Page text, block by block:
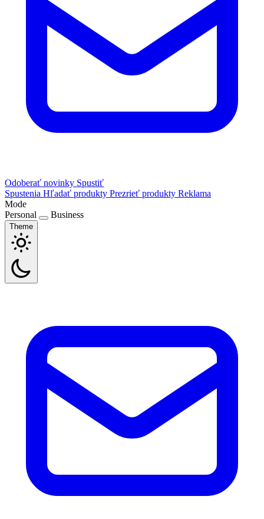
Odoberať novinky Spustiť
Spustenia Hľadať produkty Prezrieť produkty Reklama
Mode
Personal
Business
Theme